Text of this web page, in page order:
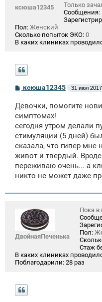
ксюша12345
Только
Сообщения:
Пол: Женский
Сколько попыток ЭКО: 0
В каких клиниках
С
о
б
щ
н
и
ксюша12345 31 июл
Девочки, помогите
симптомах!
сегодня утром делали
стимуляции (5 дней)
сказала, что гипер мне
живот и твердый.
переживаю очень... а
никто не может даже
ДвойнаяПеченька
Пока в
Пол:
Стаж
В каких клиниках
Поблагодарили: 28 раз